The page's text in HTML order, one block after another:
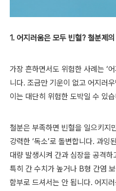
1. 어지러움은 모두 빈혈? 철분제
가장 흔하면서도 위험한 사례는 ‘
니다. 조금만 기운이 없고 어지러
이는 대단히 위험한 도박일 수 있
철분은 부족하면 빈혈을 일으키지
강력한 ‘독소’로 돌변합니다. 과잉
대량 발생시켜 간과 심장을 공격
특히 간 수치가 높거나 B형 간염
함부로 드셔서는 안 됩니다. 어지